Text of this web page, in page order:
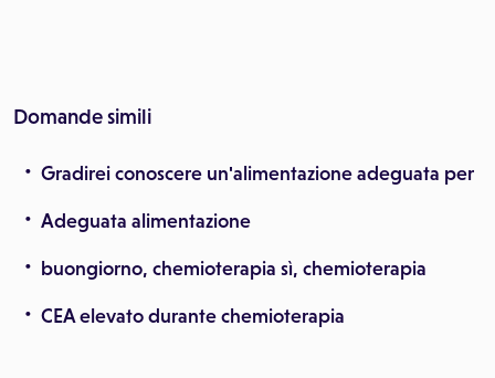
Domande simili
Gradirei conoscere un'alimentazione adeguata per
Adeguata alimentazione
buongiorno, chemioterapia sì, chemioterapia
CEA elevato durante chemioterapia